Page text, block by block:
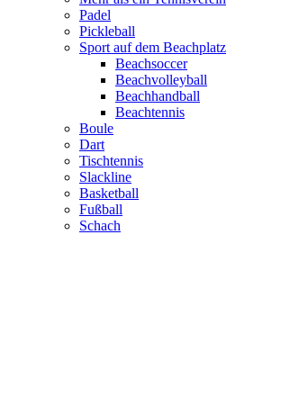
Padel
Pickleball
Sport auf dem Beachplatz
Beachsoccer
Beachvolleyball
Beachhandball
Beachtennis
Boule
Dart
Tischtennis
Slackline
Basketball
Fußball
Schach